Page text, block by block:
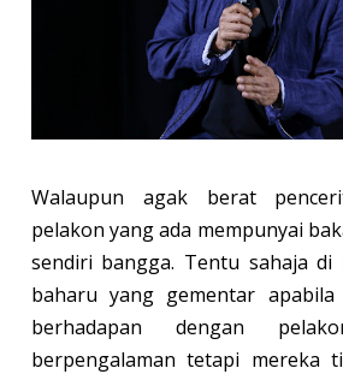
Walaupun agak berat
pelakon yang ada mempunyai
sendiri bangga. Tentu sahaja di
baharu yang gementar apabila
berhadapan dengan
berpengalaman tetapi mereka